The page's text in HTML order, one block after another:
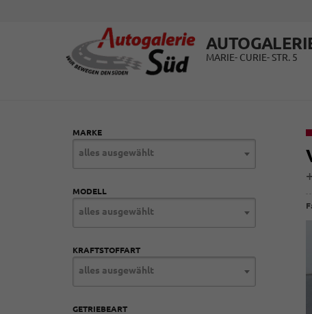
MARIE- CURIE- STR. 5
MARKE
alles ausgewählt
MODELL
alles ausgewählt
KRAFTSTOFFART
alles ausgewählt
GETRIEBEART